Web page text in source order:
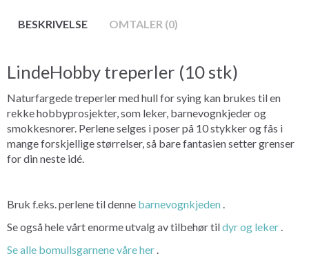
BESKRIVELSE OMTALER (0)
LindeHobby treperler (10 stk)
Naturfargede treperler med hull for sying kan brukes til en
rekke hobbyprosjekter, som leker, barnevognkjeder og
smokkesnorer. Perlene selges i poser på 10 stykker og fås i
mange forskjellige størrelser, så bare fantasien setter grenser
for din neste idé.
Bruk f.eks. perlene til denne barnevognkjeden
Se også hele vårt enorme utvalg av tilbehør tildyr og leker
Se alle bomullsgarnene våre her